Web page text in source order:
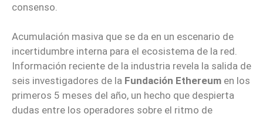
consenso.
Acumulación masiva que se da en un escenario de
incertidumbre interna para el ecosistema de la red.
Información reciente de la industria revela la salida de
seis investigadores de la Fundación Ethereum en los
primeros 5 meses del año, un hecho que despierta
dudas entre los operadores sobre el ritmo de